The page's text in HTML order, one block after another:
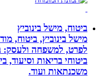
ביטוח, מישל בינוביץ
מישל בינוביץ, ביטוח,
לפרט, למשפחה ולעסק:
ביטוחי בריאות וסיעוד, ביטוחי
משכנתאות ועוד.